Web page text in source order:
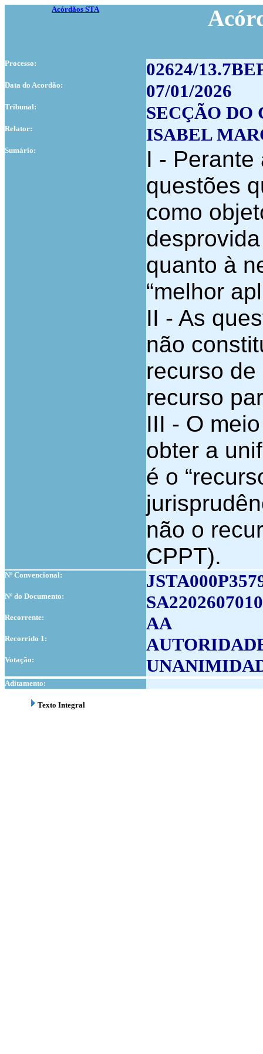
Acórdãos STA
Processo: 02624/
Data do Acordão: 07/01/2026
Tribunal: SECÇÃO DO
Relator: ISABEL
Sumário:
I - Perante
questões
como
quanto à
“melhor
II - As
não
recurso
recurso
III - O
obter a
é o
não o
CPPT).
Nº Convencional:
Nº do Documento:
Recorrente: AA
Recorrido 1:
Votação:
Aditamento:
Texto Integral